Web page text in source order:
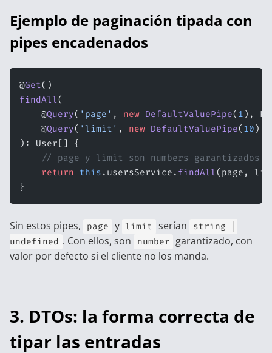
Ejemplo de paginación tipada con
pipes encadenados
@Get()
findAll(
    @
Query( 'page' , new DefaultValuePipe( 1),
    @
Query( 'limit' , new DefaultValuePipe( 10),
): User[] {
// page y limit son numbers garantizados
    return
this .usersService. findAll(page,
}
Sin estos pipes, page y limit serían
string |
undefined . Con ellos, son number garantizado, con
valor por defecto si el cliente no los manda.
3. DTOs: la forma correcta de
tipar las entradas